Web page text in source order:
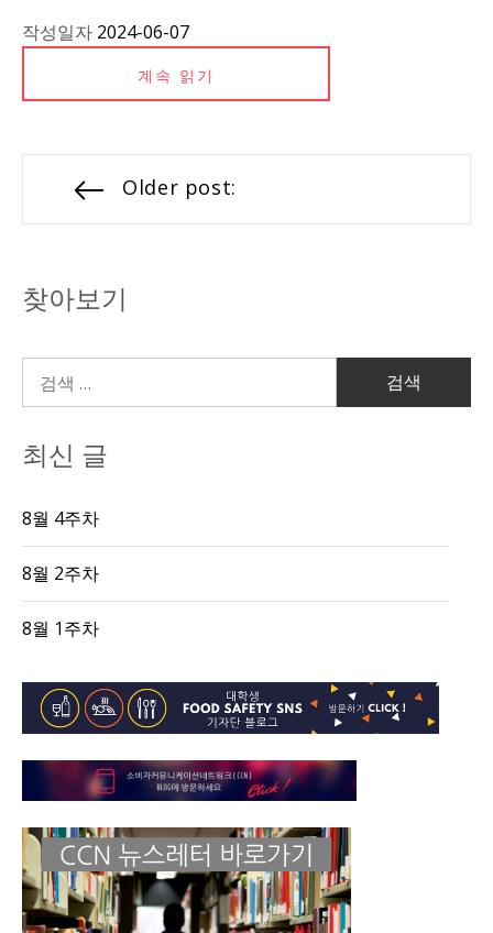
작성일자 2024-06-07
계속 읽기
Older post:
찾아보기
최신 글
8월 4주차
8월 2주차
8월 1주차